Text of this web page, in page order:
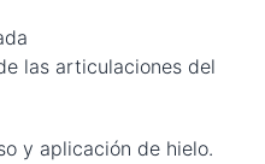
las articulaciones del
y aplicación de hielo.